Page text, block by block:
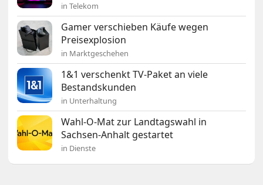
in Telekom
Gamer verschieben Käufe wegen
Preisexplosion
in Marktgeschehen
1&1 verschenkt TV-Paket an viele
Bestandskunden
in Unterhaltung
Wahl-O-Mat zur Landtagswahl in
Sachsen-Anhalt gestartet
in Dienste